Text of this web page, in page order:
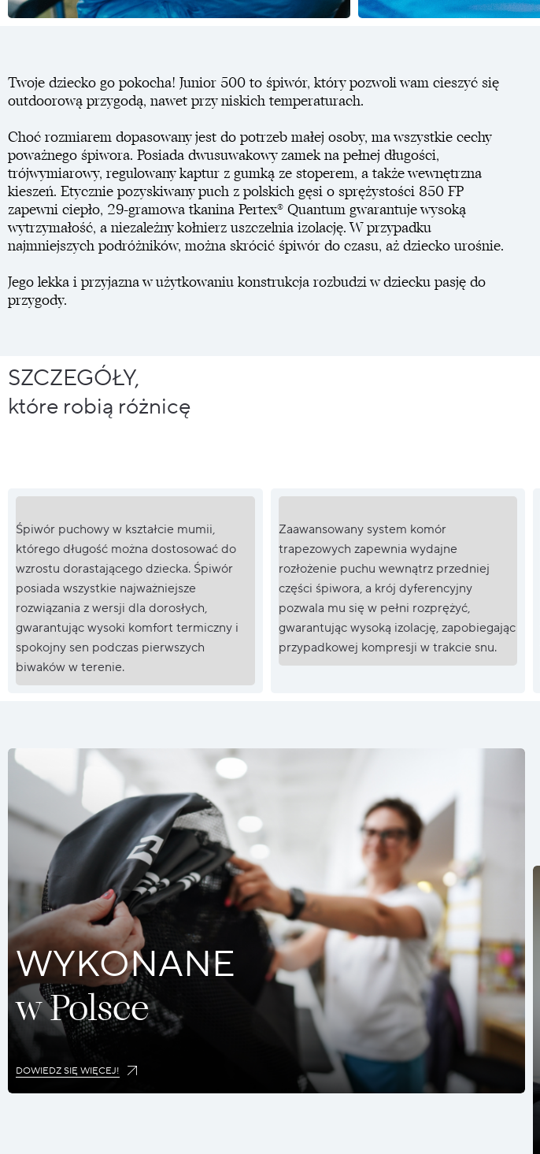
Twoje dziecko go pokocha! Junior 500 to śpiwór, który pozwoli wam cieszyć się
outdoorową przygodą, nawet przy niskich temperaturach.
Choć rozmiarem dopasowany jest do potrzeb małej osoby, ma wszystkie cechy
poważnego śpiwora. Posiada dwusuwakowy zamek na pełnej długości,
trójwymiarowy, regulowany kaptur z gumką ze stoperem, a także wewnętrzna
kieszeń. Etycznie pozyskiwany puch z polskich gęsi o sprężystości 850 FP
zapewni ciepło, 29-gramowa tkanina Pertex® Quantum gwarantuje wysoką
wytrzymałość, a niezależny kołnierz uszczelnia izolację. W przypadku
najmniejszych podróżników, można skrócić śpiwór do czasu, aż dziecko urośnie.
Jego lekka i przyjazna w użytkowaniu konstrukcja rozbudzi w dziecku pasję do
przygody.
SZCZEGÓŁY,
które robią różnicę
Śpiwór puchowy w kształcie mumii,
którego długość można dostosować do
wzrostu dorastającego dziecka. Śpiwór
posiada wszystkie najważniejsze
rozwiązania z wersji dla dorosłych,
gwarantując wysoki komfort termiczny i
spokojny sen podczas pierwszych
biwaków w terenie.
Zaawansowany system komór
trapezowych zapewnia wydajne
rozłożenie puchu wewnątrz przedniej
części śpiwora, a krój dyferencyjny
pozwala mu się w pełni rozprężyć,
gwarantując wysoką izolację, zapobiegając
przypadkowej kompresji w trakcie snu.
WYKONANE
w Polsce
DOWIEDZ SIĘ WIĘCEJ!